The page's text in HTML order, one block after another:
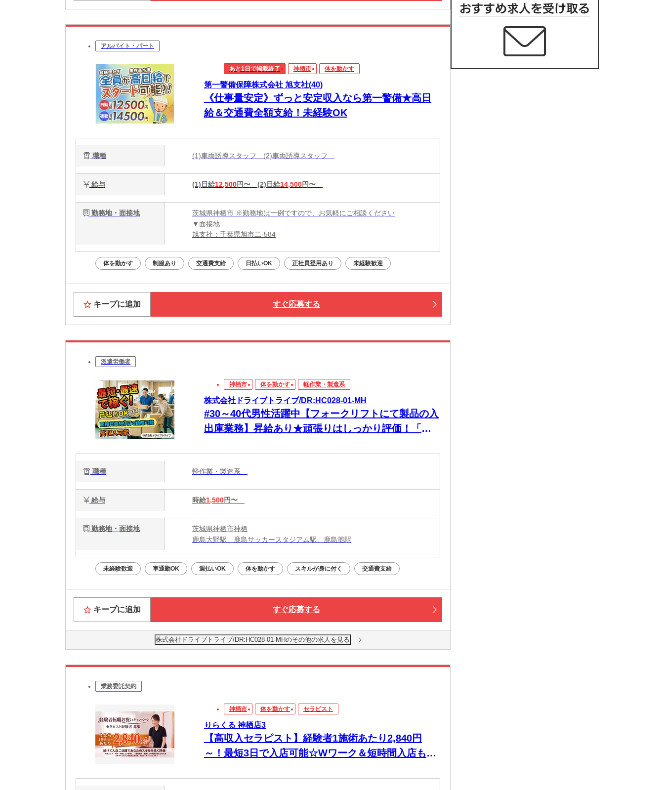
アルバイト・パート
あと1日で掲載終了 神栖市 体を動かす
第一警備保障株式会社 旭支社(40)
《仕事量安定》ずっと安定収入なら第一警備★高日
給＆交通費全額支給！未経験OK
職種 (1)車両誘導スタッフ (2)車両誘導スタッフ
給与 (1)日給12,500円〜 (2)日給14,500円〜
勤務地・面接地
茨城県神栖市 ※勤務地は一例ですので、お気軽にご相談ください
▼面接地
旭支社：千葉県旭市二-584
体を動かす 制服あり 交通費支給 日払いOK 正社員登用あり 未経験歓迎
キープに追加 すぐ応募する
派遣労働者
神栖市 体を動かす 軽作業・製造系
株式会社ドライブトライブ/DR:HC028-01-MH
#30～40代男性活躍中【フォークリフトにて製品の入
出庫業務】昇給あり★頑張りはしっかり評価！「や
職種 軽作業・製造系
給与 時給1,500円〜
勤務地・面接地
茨城県神栖市神栖
鹿島大野駅、鹿島サッカースタジアム駅、鹿島灘駅
未経験歓迎 車通勤OK 週払いOK 体を動かす スキルが身に付く 交通費支給
キープに追加 すぐ応募する
株式会社ドライブトライブ/DR:HC028-01-MHのその他の求人を見る
業務委託契約
神栖市 体を動かす セラピスト
りらくる 神栖店3
【高収入セラピスト】経験者1施術あたり2,840円
～！最短3日で入店可能☆Wワーク＆短時間入店も